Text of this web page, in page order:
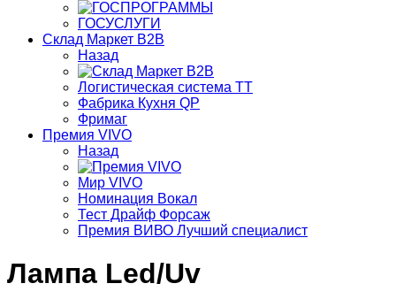
ГОСУСЛУГИ
Склад Маркет В2В
Назад
Логистическая система ТТ
Фабрика Кухня QP
Фримаг
Премия VIVO
Назад
Мир VIVO
Номинация Вокал
Тест Драйф Форсаж
Премия ВИВО Лучший специалист
Лампа Led/Uv